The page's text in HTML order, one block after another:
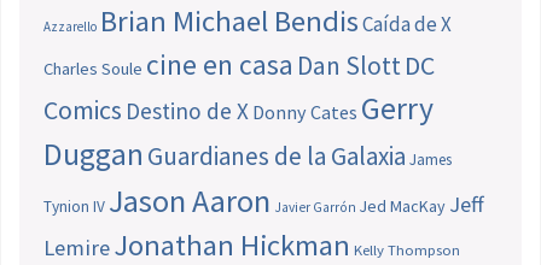
Azzarello Brian Michael BendisCaída de X
Charles Soule cine en casa Dan SlottDC
Comics Destino de X Donny Cates Gerry
Duggan Guardianes de la Galaxia James
Tynion IV Jason Aaron Javier Garrón Jed MacKay Jeff
LemireJonathan Hickman Kelly Thompson